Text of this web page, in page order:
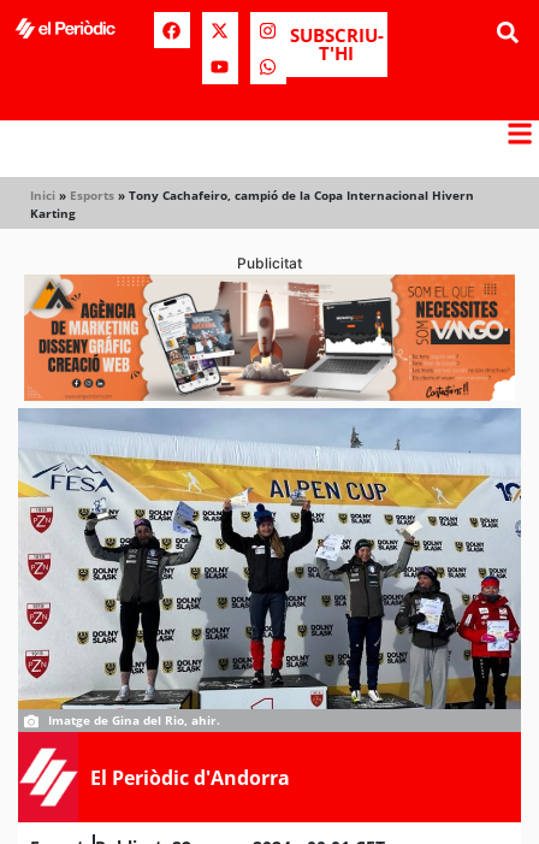
SUBSCRIU-
T'HI
Inici » Esports » Tony Cachafeiro, campió de la Copa Internacional Hivern
Karting
Publicitat
Imatge de Gina del Rio, ahir.
El Periòdic d'Andorra